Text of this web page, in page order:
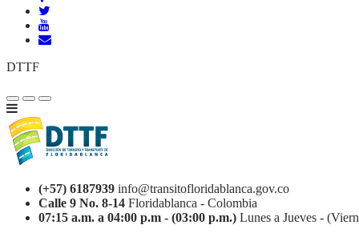
DTTF
(+57) 6187939 info@transitofloridablanca.gov.co
Calle 9 No. 8-14 Floridablanca - Colombia
07:15 a.m. a 04:00 p.m - (03:00 p.m.) Lunes a Jueves -